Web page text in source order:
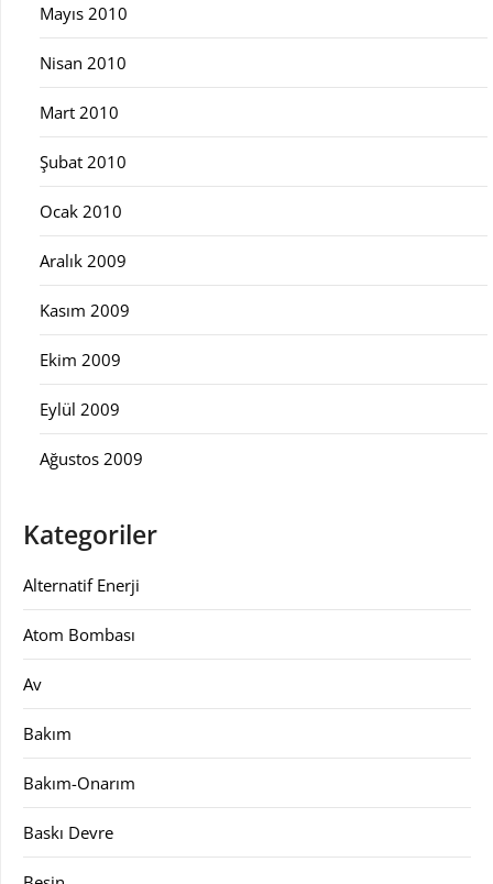
Mayıs 2010
Nisan 2010
Mart 2010
Şubat 2010
Ocak 2010
Aralık 2009
Kasım 2009
Ekim 2009
Eylül 2009
Ağustos 2009
Kategoriler
Alternatif Enerji
Atom Bombası
Av
Bakım
Bakım-Onarım
Baskı Devre